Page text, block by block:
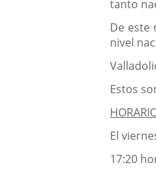
tanto
De este
nivel
Estos
El
17:20